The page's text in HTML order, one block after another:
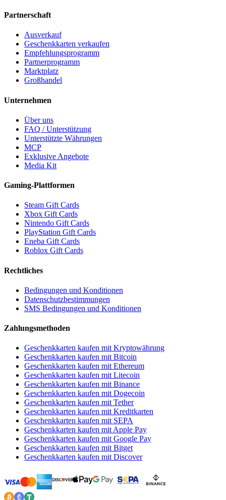
Partnerschaft
Ausverkauf
Geschenkkarten verkaufen
Empfehlungsprogramm
Partnerprogramm
Marktplatz
Großhandel
Unternehmen
Über uns
FAQ / Unterstützung
Unterstützte Währungen
MCP
Exklusive Angebote
Media Kit
Gaming-Plattformen
Steam Gift Cards
Xbox Gift Cards
Nintendo Gift Cards
PlayStation Gift Cards
Eneba Gift Cards
Roblox Gift Cards
Rechtliches
Bedingungen und Konditionen
Datenschutzbestimmungen
SMS Bedingungen und Konditionen
Zahlungsmethoden
Geschenkkarten kaufen mit Kryptowährung
Geschenkkarten kaufen mit Bitcoin
Geschenkkarten kaufen mit Ethereum
Geschenkkarten kaufen mit Litecoin
Geschenkkarten kaufen mit Binance
Geschenkkarten kaufen mit Dogecoin
Geschenkkarten kaufen mit Tether
Geschenkkarten kaufen mit Kreditkarten
Geschenkkarten kaufen mit SEPA
Geschenkkarten kaufen mit Apple Pay
Geschenkkarten kaufen mit Google Pay
Geschenkkarten kaufen mit Bitget
Geschenkkarten kaufen mit Discover